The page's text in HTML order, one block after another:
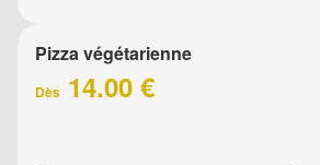
Pizza végétarienne
Dès 14.00 €